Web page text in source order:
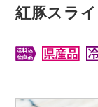
紅豚スラ